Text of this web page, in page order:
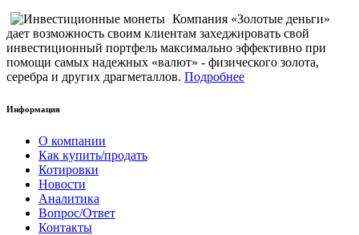
Компания «Золотые деньги»
дает возможность своим клиентам захеджировать свой
инвестиционный портфель максимально эффективно при
помощи самых надежных «валют» - физического золота,
серебра и других драгметаллов. Подробнее
Информация
О компании
Как купить/продать
Котировки
Новости
Аналитика
Вопрос/Ответ
Контакты